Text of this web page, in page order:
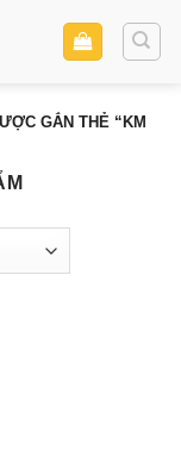
GẮN THẺ “KM